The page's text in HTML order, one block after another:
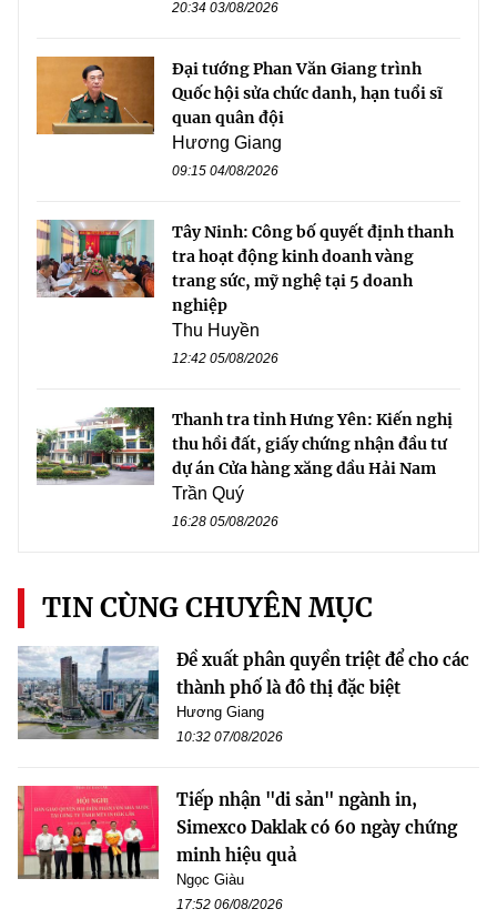
20:34 03/08/2026
Đại tướng Phan Văn Giang trình
Quốc hội sửa chức danh, hạn tuổi sĩ
quan quân đội
Hương Giang
09:15 04/08/2026
Tây Ninh: Công bố quyết định thanh
tra hoạt động kinh doanh vàng
trang sức, mỹ nghệ tại 5 doanh
nghiệp
Thu Huyền
12:42 05/08/2026
Thanh tra tỉnh Hưng Yên: Kiến nghị
thu hồi đất, giấy chứng nhận đầu tư
dự án Cửa hàng xăng dầu Hải Nam
Trần Quý
16:28 05/08/2026
TIN CÙNG CHUYÊN MỤC
Đề xuất phân quyền triệt để cho các
thành phố là đô thị đặc biệt
Hương Giang
10:32 07/08/2026
Tiếp nhận "di sản" ngành in,
Simexco Daklak có 60 ngày chứng
minh hiệu quả
Ngọc Giàu
17:52 06/08/2026